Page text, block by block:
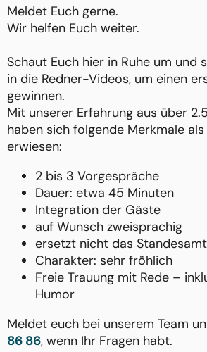
Meldet Euch gerne.
Wir helfen Euch weiter.
Schaut Euch hier in Ruhe um und
in die Redner-Videos, um einen
gewinnen.
Mit unserer Erfahrung aus über
haben sich folgende Merkmale
erwiesen:
2 bis 3 Vorgespräche
Dauer: etwa 45 Minuten
Integration der Gäste
auf Wunsch zweisprachig
ersetzt nicht das Standesamt
Charakter: sehr fröhlich
Freie Trauung mit Rede –
Humor
Meldet euch bei unserem Team
86 86, wenn Ihr Fragen habt.